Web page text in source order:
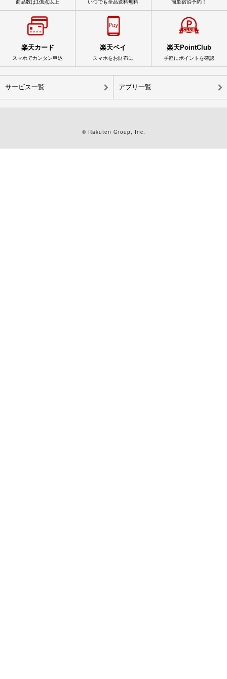
商品数は1億点以上 いつでも全品送料無料 簡単宿泊予約！
楽天カード
スマホでカンタン申込
楽天ペイ
スマホをお財布に
楽天PointClub
手軽にポイントを確認
サービス一覧 アプリ一覧
© Rakuten Group, Inc.